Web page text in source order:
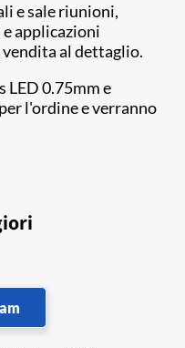
e sale riunioni,
applicazioni
al dettaglio.
0.75mm e
l'ordine e verranno